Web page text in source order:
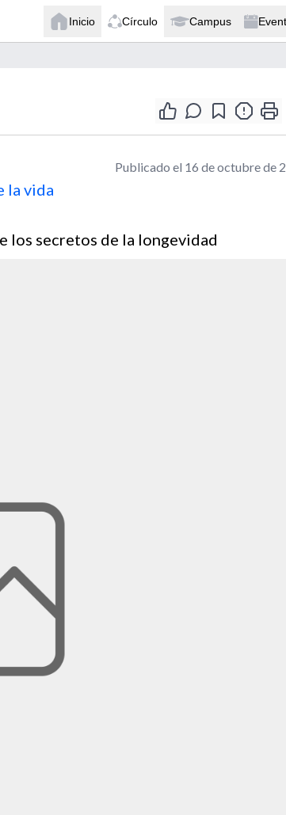
Inicio Círculo Campus
Publicado el 16 de octubre de
la vida
los secretos de la longevidad